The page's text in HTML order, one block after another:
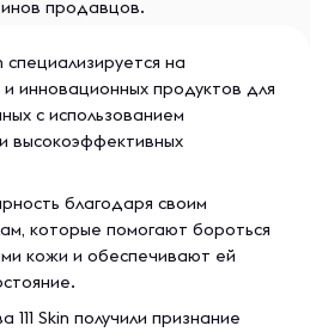
продавцов.
специализируется на
инновационных продуктов для
с использованием
высокоэффективных
благодаря своим
которые помогают бороться
кожи и обеспечивают ей
Skin получили признание